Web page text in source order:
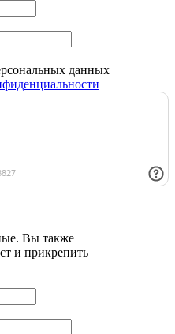
данных
Вы также
и прикрепить